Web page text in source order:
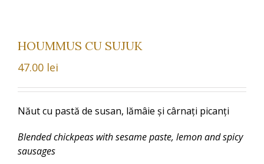
HOUMMUS CU SUJUK
47.00 lei
Năut cu pastă de susan, lămâie și cârnați picanți
Blended chickpeas with sesame paste, lemon and spicy
sausages